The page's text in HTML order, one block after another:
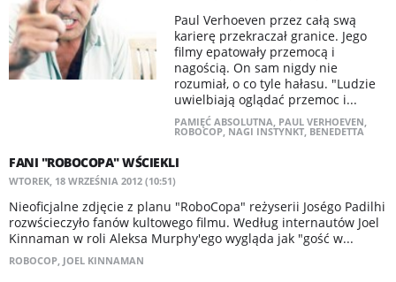
Paul Verhoeven przez całą swą
karierę przekraczał granice. Jego
filmy epatowały przemocą i
nagością. On sam nigdy nie
rozumiał, o co tyle hałasu. "Ludzie
uwielbiają oglądać przemoc i...
PAMIĘĆ ABSOLUTNA, PAUL VERHOEVEN,
ROBOCOP, NAGI INSTYNKT, BENEDETTA
FANI "ROBOCOPA" WŚCIEKLI
WTOREK, 18 WRZEŚNIA 2012 (10:51)
Nieoficjalne zdjęcie z planu "RoboCopa" reżyserii Joségo Padilhi
rozwścieczyło fanów kultowego filmu. Według internautów Joel
Kinnaman w roli Aleksa Murphy'ego wygląda jak "gość w...
ROBOCOP, JOEL KINNAMAN